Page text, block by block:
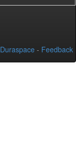
Duraspace - Feedback